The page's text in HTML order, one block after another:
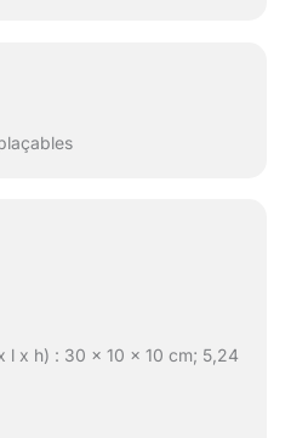
l x h) : 30 x 10 x 10 cm; 5,24